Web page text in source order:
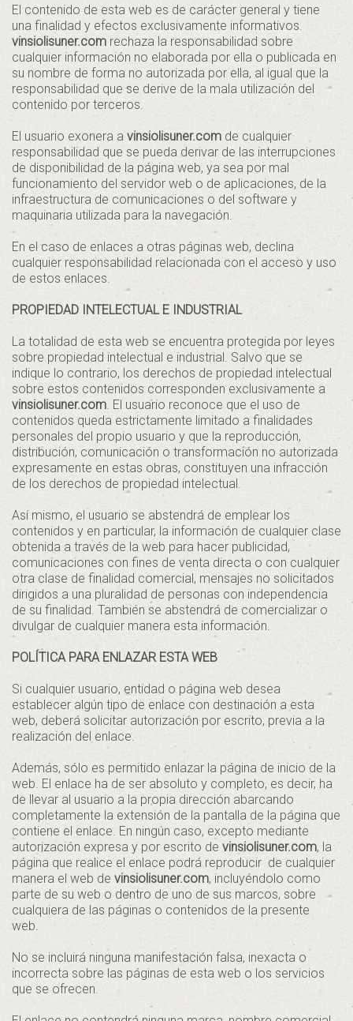
El contenido de esta web es de carácter general y tiene
una finalidad y efectos exclusivamente informativos.
vinsiolisuner.com rechaza la responsabilidad sobre
cualquier información no elaborada por ella o publicada en
su nombre de forma no autorizada por ella, al igual que la
responsabilidad que se derive de la mala utilización del
contenido por terceros.
El usuario exonera a vinsiolisuner.com de cualquier
responsabilidad que se pueda derivar de las interrupciones
de disponibilidad de la página web, ya sea por mal
funcionamiento del servidor web o de aplicaciones, de la
infraestructura de comunicaciones o del software y
maquinaria utilizada para la navegación.
En el caso de enlaces a otras páginas web, declina
cualquier responsabilidad relacionada con el acceso y uso
de estos enlaces.
PROPIEDAD INTELECTUAL E INDUSTRIAL
La totalidad de esta web se encuentra protegida por leyes
sobre propiedad intelectual e industrial. Salvo que se
indique lo contrario, los derechos de propiedad intelectual
sobre estos contenidos corresponden exclusivamente a
vinsiolisuner.com. El usuario reconoce que el uso de
contenidos queda estrictamente limitado a finalidades
personales del propio usuario y que la reproducción,
distribución, comunicación o transformación no autorizada
expresamente en estas obras, constituyen una infracción
de los derechos de propiedad intelectual.
Así mismo, el usuario se abstendrá de emplear los
contenidos y en particular, la información de cualquier clase
obtenida a través de la web para hacer publicidad,
comunicaciones con fines de venta directa o con cualquier
otra clase de finalidad comercial, mensajes no solicitados
dirigidos a una pluralidad de personas con independencia
de su finalidad. También se abstendrá de comercializar o
divulgar de cualquier manera esta información.
POLÍTICA PARA ENLAZAR ESTA WEB
Si cualquier usuario, entidad o página web desea
establecer algún tipo de enlace con destinación a esta
web, deberá solicitar autorización por escrito, previa a la
realización del enlace.
Además, sólo es permitido enlazar la página de inicio de la
web. El enlace ha de ser absoluto y completo, es decir, ha
de llevar al usuario a la propia dirección abarcando
completamente la extensión de la pantalla de la página que
contiene el enlace. En ningún caso, excepto mediante
autorización expresa y por escrito de vinsiolisuner.com, la
página que realice el enlace podrá reproducir de cualquier
manera el web de vinsiolisuner.com, incluyéndolo como
parte de su web o dentro de uno de sus marcos, sobre
cualquiera de las páginas o contenidos de la presente
web.
No se incluirá ninguna manifestación falsa, inexacta o
incorrecta sobre las páginas de esta web o los servicios
que se ofrecen.